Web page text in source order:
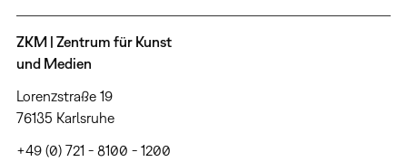
ZKM | Zentrum für Kunst
und Medien
Lorenzstraße 19
76135 Karlsruhe
+49 (0) 721 - 8100 - 1200